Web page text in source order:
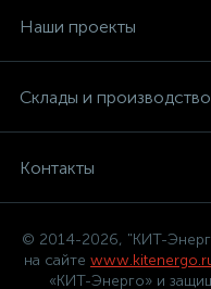
Наши проекты
Склады и производство
Контакты
© 2014-2026, "КИТ-
на сайте
«КИТ-Энерго» и